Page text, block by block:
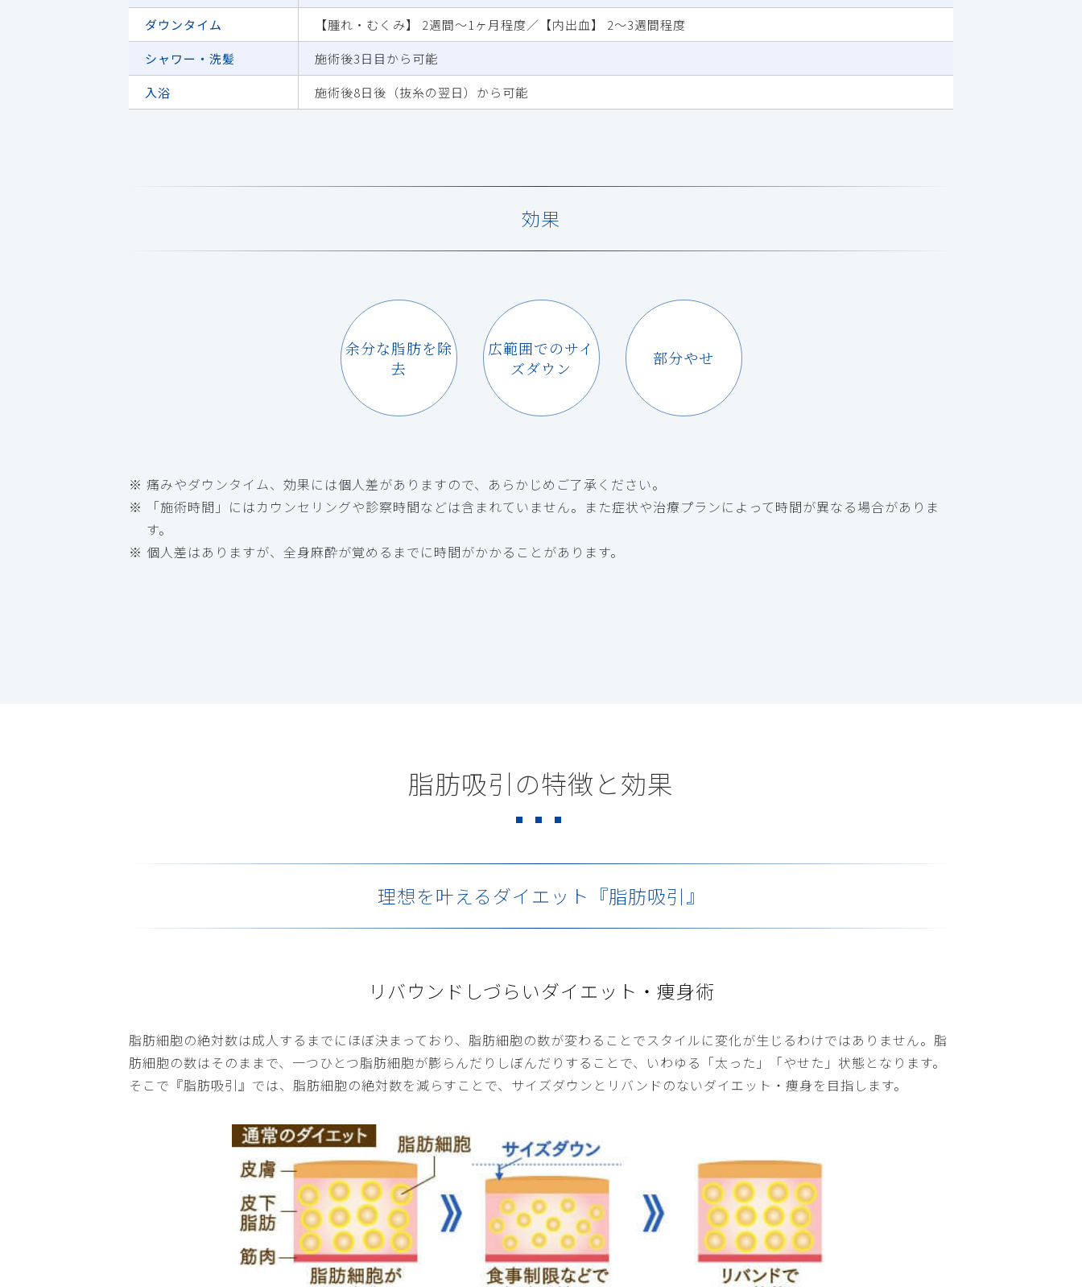
ダウンタイム
【腫れ・むくみ】 2週間～1ヶ月程度／【内出血】 2～3週間程度
シャワー・洗髪
施術後3日目から可能
入浴
施術後8日後（抜糸の翌日）から可能
効果
余分な脂肪を除
去
広範囲でのサイ
ズダウン
部分やせ
痛みやダウンタイム、効果には個人差がありますので、あらかじめご了承ください。
「施術時間」にはカウンセリングや診察時間などは含まれていません。また症状や治療プランによって時間が異なる場合がありま
す。
個人差はありますが、全身麻酔が覚めるまでに時間がかかることがあります。
脂肪吸引の特徴と効果
理想を叶えるダイエット『脂肪吸引』
リバウンドしづらいダイエット・痩身術
脂肪細胞の絶対数は成人するまでにほぼ決まっており、脂肪細胞の数が変わることでスタイルに変化が生じるわけではありません。脂
肪細胞の数はそのままで、一つひとつ脂肪細胞が膨らんだりしぼんだりすることで、いわゆる「太った」「やせた」状態となります。
そこで『脂肪吸引』では、脂肪細胞の絶対数を減らすことで、サイズダウンとリバンドのないダイエット・痩身を目指します。